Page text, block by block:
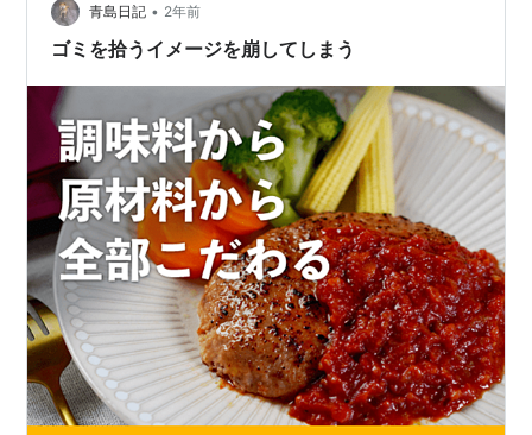
青島日記 • 2年前
ゴミを拾うイメージを崩してしまう